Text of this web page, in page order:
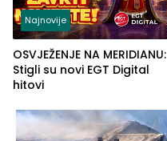
Najnovije
OSVJEŽENJE NA MERIDIANU:
Stigli su novi EGT Digital
hitovi